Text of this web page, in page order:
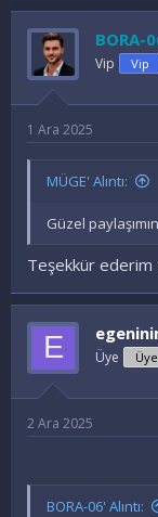
d
e
l
e
r
:
BORA-
Vip Vip
1 Ara 2025
MÜGE' Alıntı:
Güzel
Teşekkür ederim
E Üye Üye
2 Ara 2025
BORA-06' Alıntı: